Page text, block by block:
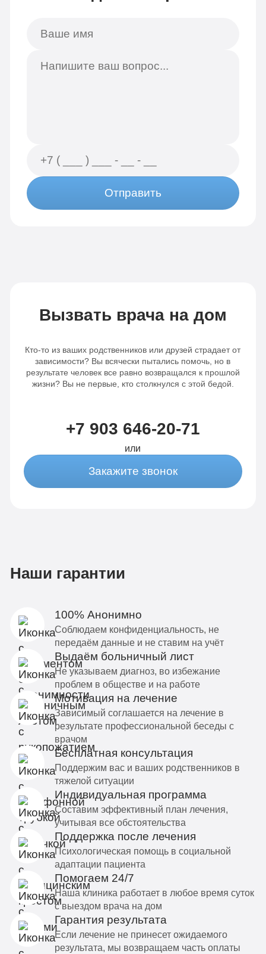
Отправить
Вызвать врача на дом
Кто-то из ваших родственников или друзей страдает от
зависимости? Вы всячески пытались помочь, но в
результате человек все равно возвращался к прошлой
жизни? Вы не первые, кто столкнулся с этой бедой.
+7 903 646-20-71
или
Закажите звонок
Наши гарантии
100% Анонимно
Соблюдаем конфиденциальность, не
передаём данные и не ставим на учёт
Выдаём больничный лист
Не указываем диагноз, во избежание
проблем в обществе и на работе
Мотивация на лечение
Зависимый соглашается на лечение в
результате профессиональной беседы с
врачом
Бесплатная консультация
Поддержим вас и ваших родственников в
тяжелой ситуации
Индивидуальная программа
Составим эффективный план лечения,
учитывая все обстоятельства
Поддержка после лечения
Психологическая помощь в социальной
адаптации пациента
Помогаем 24/7
Наша клиника работает в любое время суток
с выездом врача на дом
Гарантия результата
Если лечение не принесет ожидаемого
результата, мы возвращаем часть оплаты